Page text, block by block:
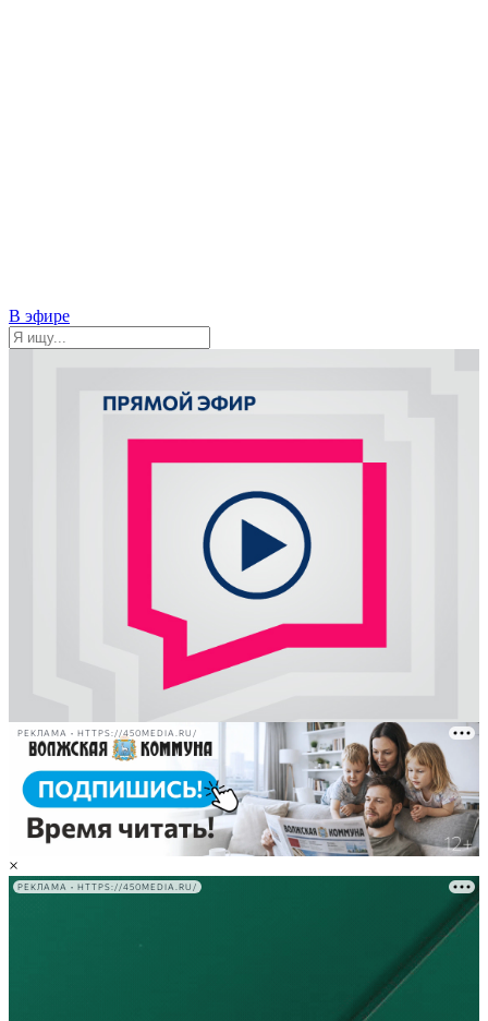
В эфире
РЕКЛАМА • HTTPS://450MEDIA.RU/
×
РЕКЛАМА • HTTPS://450MEDIA.RU/